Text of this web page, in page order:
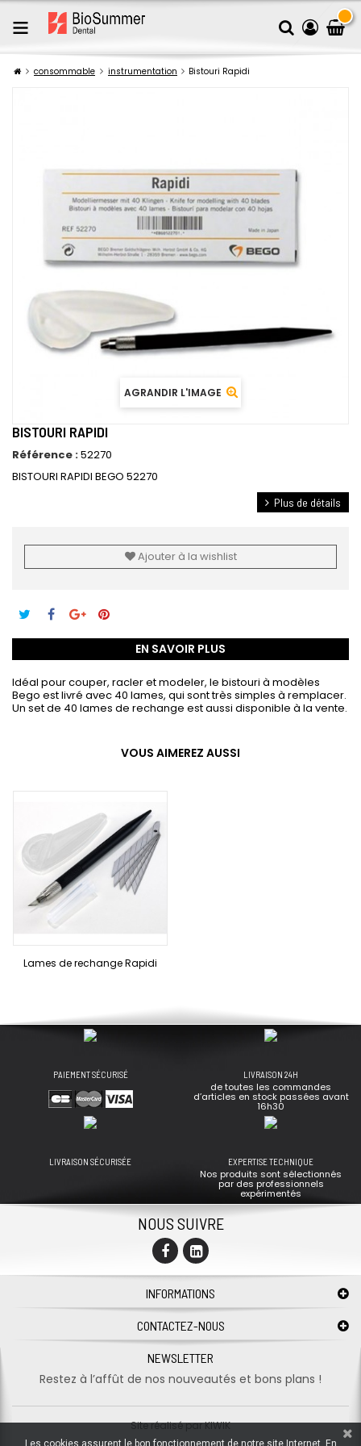
consommable instrumentation Bistouri Rapidi
AGRANDIR L'IMAGE
BISTOURI RAPIDI
Référence :52270
BISTOURI RAPIDI BEGO 52270
Plus de détails
Ajouter à la wishlist
EN SAVOIR PLUS
Idéal pour couper, racler et modeler, le bistouri à modèles
Bego est livré avec 40 lames, qui sont très simples à remplacer.
Un set de 40 lames de rechange est aussi disponible à la vente.
VOUS AIMEREZ AUSSI
Lames de rechange Rapidi
PAIEMENT SÉCURISÉ LIVRAISON 24H
de toutes les commandes
d’articles en stock passées avant
16h30
LIVRAISON SÉCURISÉE EXPERTISE TECHNIQUE
Nos produits sont sélectionnés
par des professionnels
expérimentés
NOUS SUIVRE
INFORMATIONS
CONTACTEZ-NOUS
NEWSLETTER
Restez à l’affût de nos nouveautés et bons plans !
Site réalisé parKIWIK
Les cookies assurent le bon fonctionnement de notre site Internet. En